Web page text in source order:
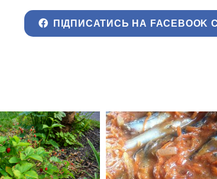
ПІДПИСАТИСЬ НА FACEBOOK